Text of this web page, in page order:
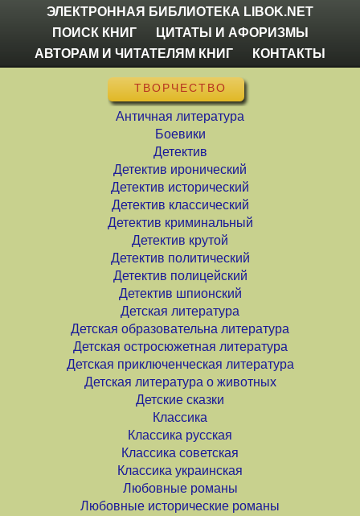
ЭЛЕКТРОННАЯ БИБЛИОТЕКА LIBOK.NET
ПОИСК КНИГ
ЦИТАТЫ И АФОРИЗМЫ
АВТОРАМ И ЧИТАТЕЛЯМ КНИГ
КОНТАКТЫ
ТВОРЧЕСТВО
Античная литература
Боевики
Детектив
Детектив иронический
Детектив исторический
Детектив классический
Детектив криминальный
Детектив крутой
Детектив политический
Детектив полицейский
Детектив шпионский
Детская литература
Детская образовательна литература
Детская остросюжетная литература
Детская приключенческая литература
Детская литература о животных
Детские сказки
Классика
Классика русская
Классика советская
Классика украинская
Любовные романы
Любовные исторические романы